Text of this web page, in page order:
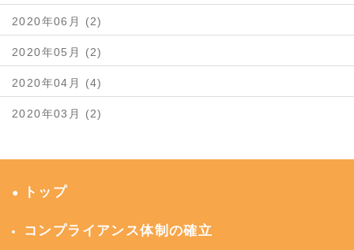
2020年06月 (2)
2020年05月 (2)
2020年04月 (4)
2020年03月 (2)
● トップ
コンプライアンス体制の確立